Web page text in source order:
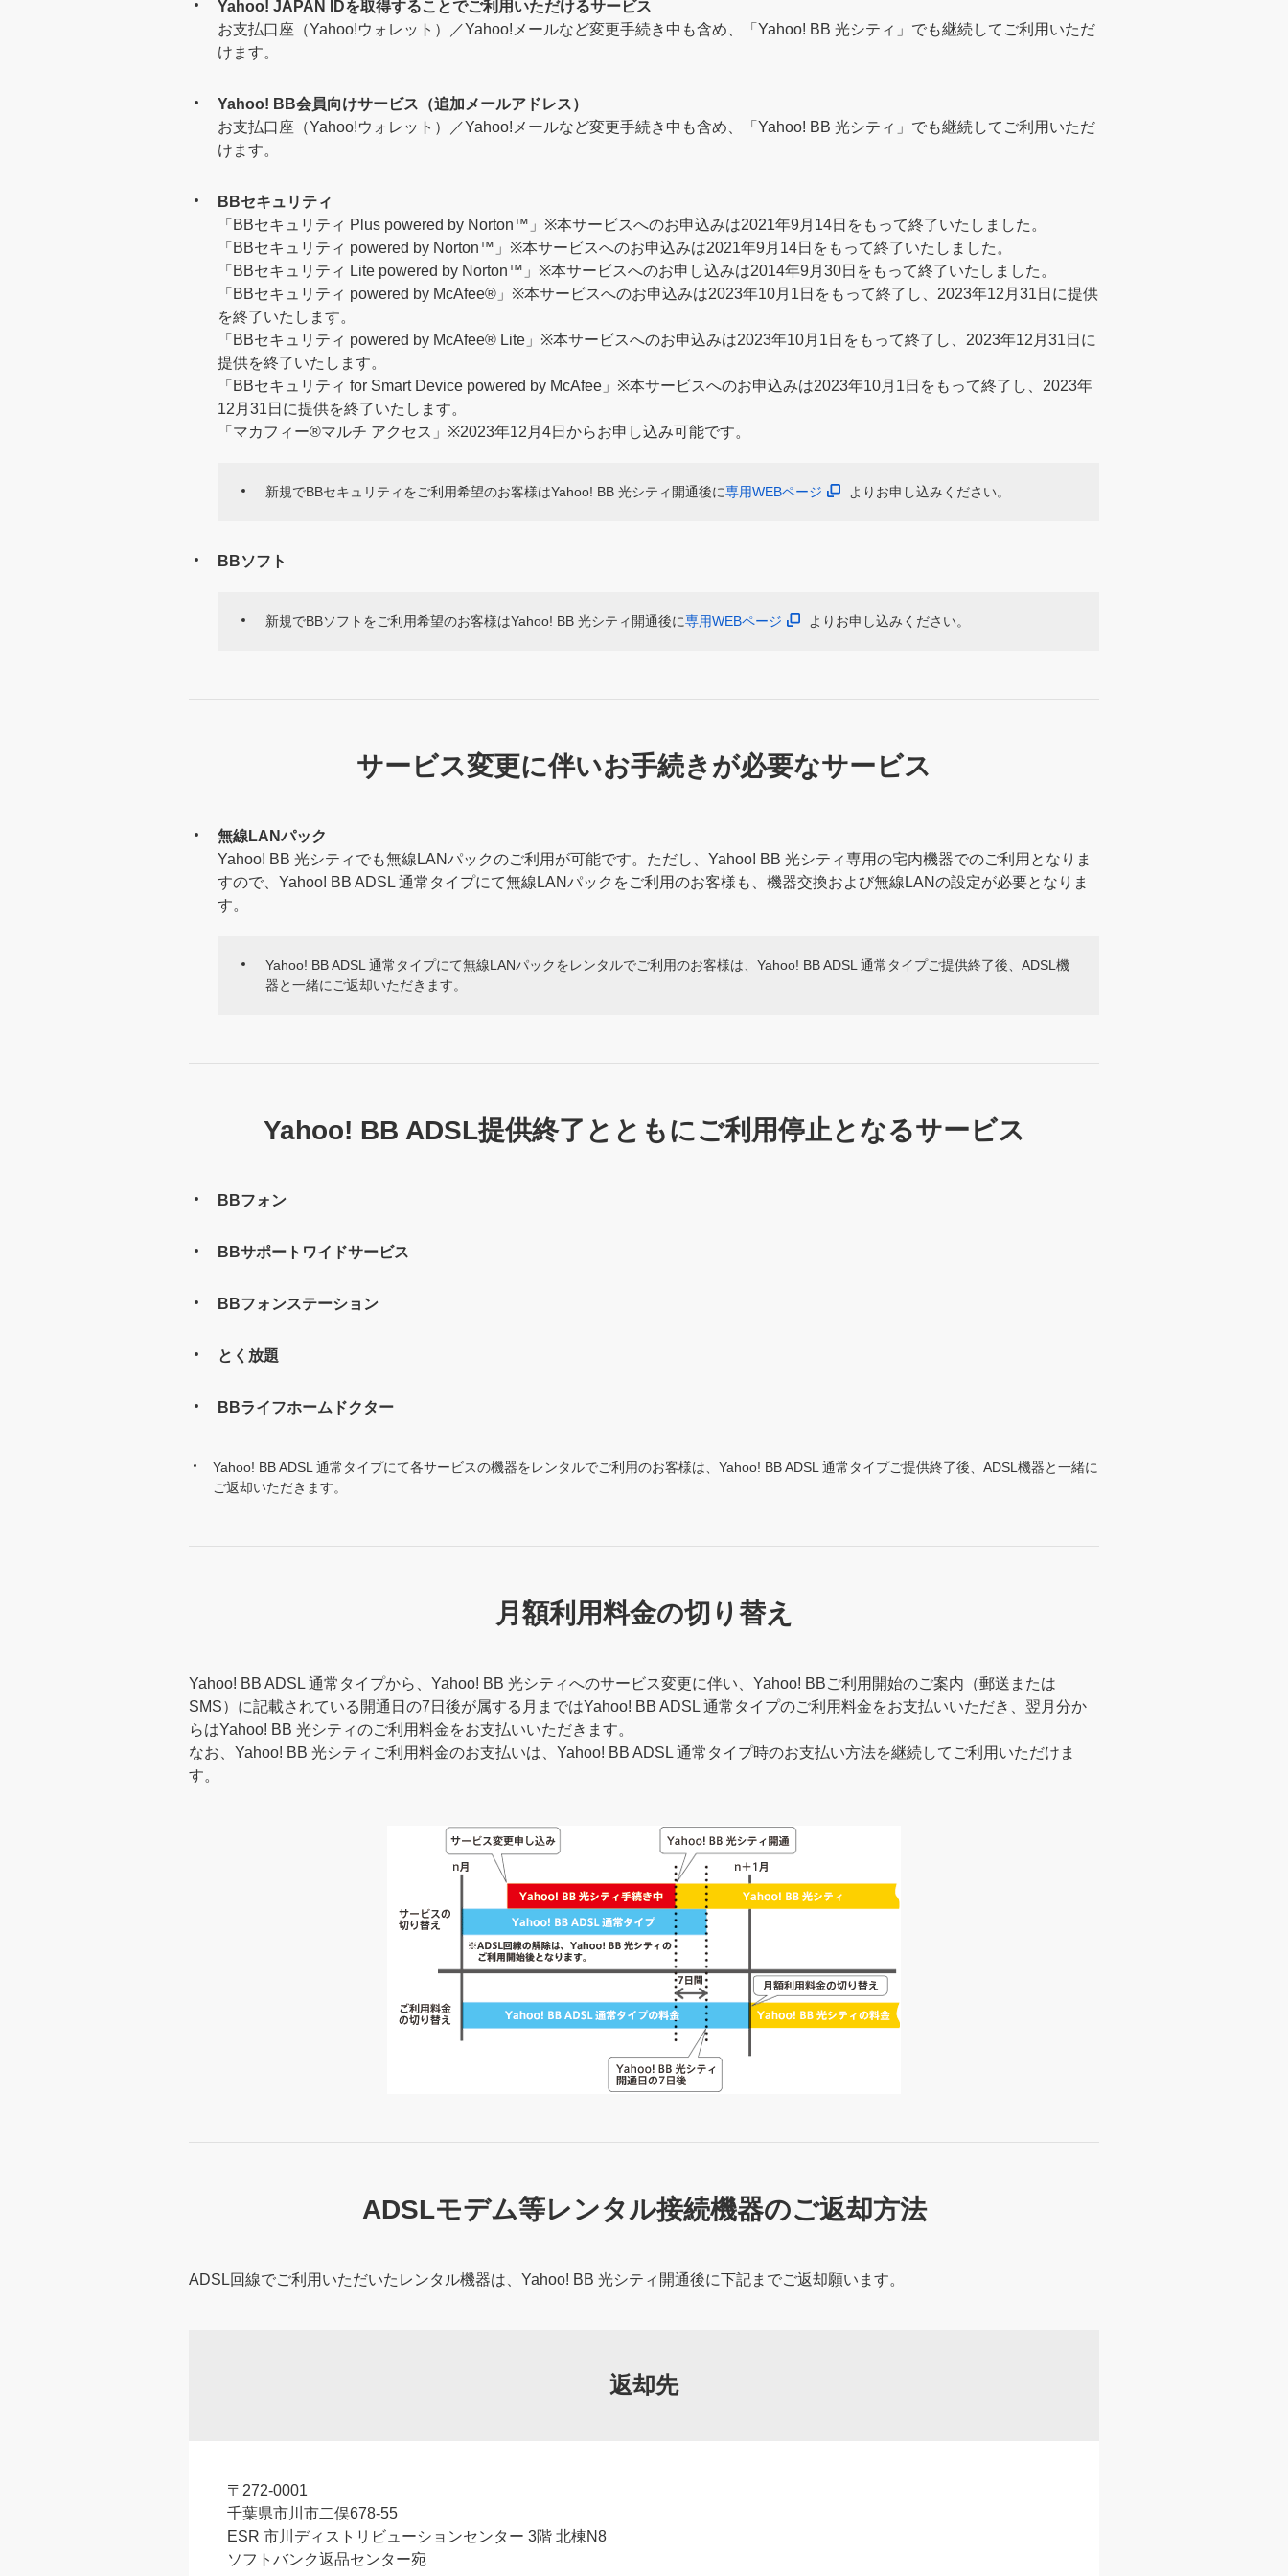
Yahoo! JAPAN IDを取得することでご利用いただけるサービス
お支払口座（Yahoo!ウォレット）／Yahoo!メールなど変更手続き中も含め、「Yahoo! BB 光シティ」でも継続してご利用いただ
けます。
Yahoo! BB会員向けサービス（追加メールアドレス）
お支払口座（Yahoo!ウォレット）／Yahoo!メールなど変更手続き中も含め、「Yahoo! BB 光シティ」でも継続してご利用いただ
けます。
BBセキュリティ
「BBセキュリティ Plus powered by Norton™」※本サービスへのお申込みは2021年9月14日をもって終了いたしました。
「BBセキュリティ powered by Norton™」※本サービスへのお申込みは2021年9月14日をもって終了いたしました。
「BBセキュリティ Lite powered by Norton™」※本サービスへのお申し込みは2014年9月30日をもって終了いたしました。
「BBセキュリティ powered by McAfee®」※本サービスへのお申込みは2023年10月1日をもって終了し、2023年12月31日に提供
を終了いたします。
「BBセキュリティ powered by McAfee® Lite」※本サービスへのお申込みは2023年10月1日をもって終了し、2023年12月31日に
提供を終了いたします。
「BBセキュリティ for Smart Device powered by McAfee」※本サービスへのお申込みは2023年10月1日をもって終了し、2023年
12月31日に提供を終了いたします。
「マカフィー®マルチ アクセス」※2023年12月4日からお申し込み可能です。
新規でBBセキュリティをご利用希望のお客様はYahoo! BB 光シティ開通後に専用WEBページ よりお申し込みください。
BBソフト
新規でBBソフトをご利用希望のお客様はYahoo! BB 光シティ開通後に専用WEBページ よりお申し込みください。
サービス変更に伴いお手続きが必要なサービス
無線LANパック
Yahoo! BB 光シティでも無線LANパックのご利用が可能です。ただし、Yahoo! BB 光シティ専用の宅内機器でのご利用となりま
すので、Yahoo! BB ADSL 通常タイプにて無線LANパックをご利用のお客様も、機器交換および無線LANの設定が必要となりま
す。
Yahoo! BB ADSL 通常タイプにて無線LANパックをレンタルでご利用のお客様は、Yahoo! BB ADSL 通常タイプご提供終了後、ADSL機
器と一緒にご返却いただきます。
Yahoo! BB ADSL提供終了とともにご利用停止となるサービス
BBフォン
BBサポートワイドサービス
BBフォンステーション
とく放題
BBライフホームドクター
Yahoo! BB ADSL 通常タイプにて各サービスの機器をレンタルでご利用のお客様は、Yahoo! BB ADSL 通常タイプご提供終了後、ADSL機器と一緒に
ご返却いただきます。
月額利用料金の切り替え
Yahoo! BB ADSL 通常タイプから、Yahoo! BB 光シティへのサービス変更に伴い、Yahoo! BBご利用開始のご案内（郵送または
SMS）に記載されている開通日の7日後が属する月まではYahoo! BB ADSL 通常タイプのご利用料金をお支払いいただき、翌月分か
らはYahoo! BB 光シティのご利用料金をお支払いいただきます。
なお、Yahoo! BB 光シティご利用料金のお支払いは、Yahoo! BB ADSL 通常タイプ時のお支払い方法を継続してご利用いただけま
す。
ADSLモデム等レンタル接続機器のご返却方法
ADSL回線でご利用いただいたレンタル機器は、Yahoo! BB 光シティ開通後に下記までご返却願います。
返却先
〒272-0001
千葉県市川市二俣678-55
ESR 市川ディストリビューションセンター 3階 北棟N8
ソフトバンク返品センター宛